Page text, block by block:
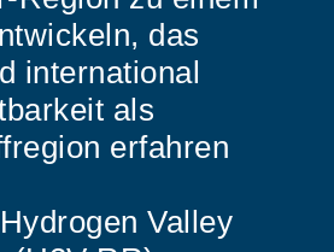
das
international
als
erfahren
Valley